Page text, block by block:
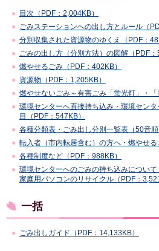
目次（PDF：2,004KB）
ごみステーションへの出し方とルール（
分別収集された資源物のゆくえ（PDF：
ごみの出し方（分別方法）の図解（PDF：
燃やせるごみ（PDF：402KB）
資源物（PDF：1,205KB）
燃やせないごみ～有害ごみ「蛍光灯」・「
環境センターへ直接持ち込み・環境セン
目（PDF：547KB）
各種分類表・ごみ出し分別一覧表（50音順
転入者（市内転居含む）の方へ・燃やせる
各種制度など（PDF：988KB）
環境センターへのごみの持ち込みについ
家庭用パソコンのリサイクル（PDF：
一括
ごみ出しガイド（PDF：14,133KB）